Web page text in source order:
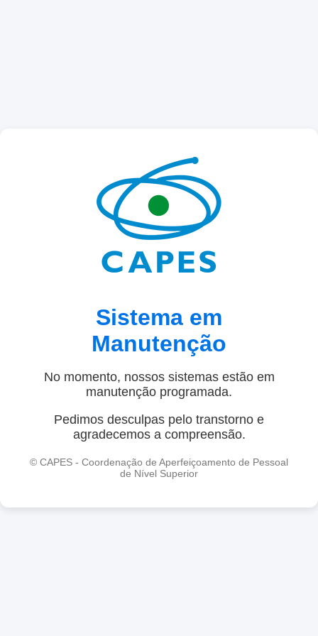
Sistema em
Manutenção
No momento, nossos sistemas estão em
manutenção programada.
Pedimos desculpas pelo transtorno e
agradecemos a compreensão.
© CAPES - Coordenação de Aperfeiçoamento de Pessoal
de Nível Superior